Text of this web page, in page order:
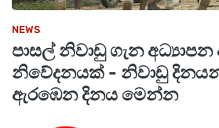
NEWS
පාසල් නිවාඩු ගැන අධ්‍යාපන
නිවේදනයක් - නිවාඩු
ඇරඹෙන දිනය මෙන්න